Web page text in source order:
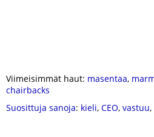
Viimeisimmät haut: masentaa,
chairbacks
Suosittuja sanoja: kieli, CEO, vastuu,